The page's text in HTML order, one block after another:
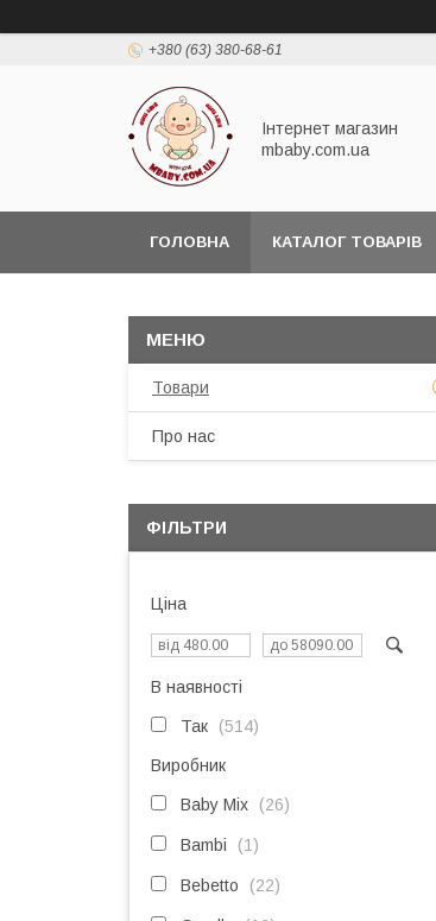
+380 (63) 380-68-61
Інтернет магазин
mbaby.com.ua
ГОЛОВНА КАТАЛОГ ТОВАРІВ
Товари
Про нас
ФІЛЬТРИ
Ціна
В наявності
Так 514
Виробник
Baby Mix 26
Bambi 1
Bebetto 22